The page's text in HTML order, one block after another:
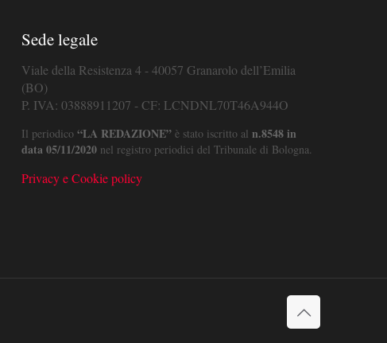
Sede legale
Viale della Resistenza 4 - 40057 Granarolo dell’Emilia
(BO)
P. IVA: 03888911207 - CF: LCNDNL70T46A944O
Il periodico “LA REDAZIONE”è stato iscritto al n.8548 in
data 05/11/2020nel registro periodici del Tribunale di Bologna.
Privacy e Cookie policy